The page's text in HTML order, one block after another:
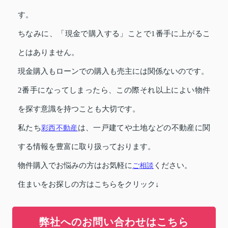
す。
ちなみに、「現金で購入する」ことで1番手に上がるこ
とはありません。
現金購入もローンでの購入も売主には関係ないのです。
2番手になってしまったら、この際それ以上によい物件
を探す意識を持つことも大切です。
私たち彩西不動産は、一戸建てや土地などの不動産に関
する情報を豊富に取り扱っております。
物件購入でお悩みの方はお気軽に ご相談 ください。
住まいをお探しの方はこちらをクリック↓
弊社へのお問い合わせはこちら